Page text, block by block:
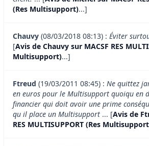
(Res Multisupport)...]
Chauvy (08/03/2018 08:13) : Éviter
[Avis de Chauvy sur MACSF RES
Multisupport)...]
Ftreud (19/03/2011 08:45) : Ne quittez
en euros pour le Multisupport quoiqu en
financier qui doit avoir une prime
qu il place un Multisupport ... [Avis de
RES MULTISUPPORT (Res